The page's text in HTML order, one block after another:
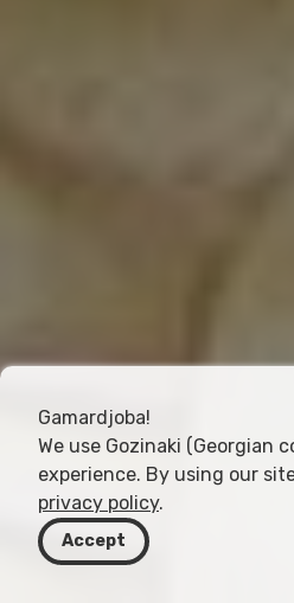
Gamardjoba!
We use Gozinaki (Georgian
experience. By using our
privacy policy.
Accept